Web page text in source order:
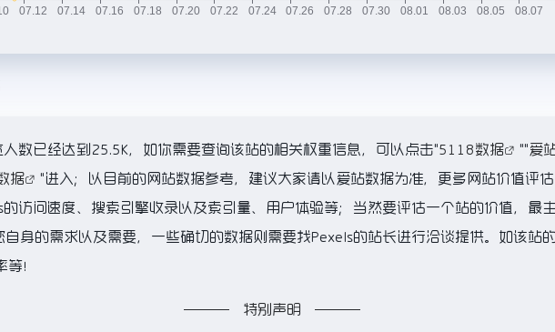
人数已经达到25.5K，如你需要查询该站的相关权重信息，可以点击"5118数据 ""爱
据
"进入；以目前的网站数据参考，建议大家请以爱站数据为准，更多网站价值评
的访问速度、搜索引擎收录以及索引量、用户体验等；当然要评估一个站的价值，最
自身的需求以及需要，一些确切的数据则需要找Pexels的站长进行洽谈提供。如该站
等！
特别声明